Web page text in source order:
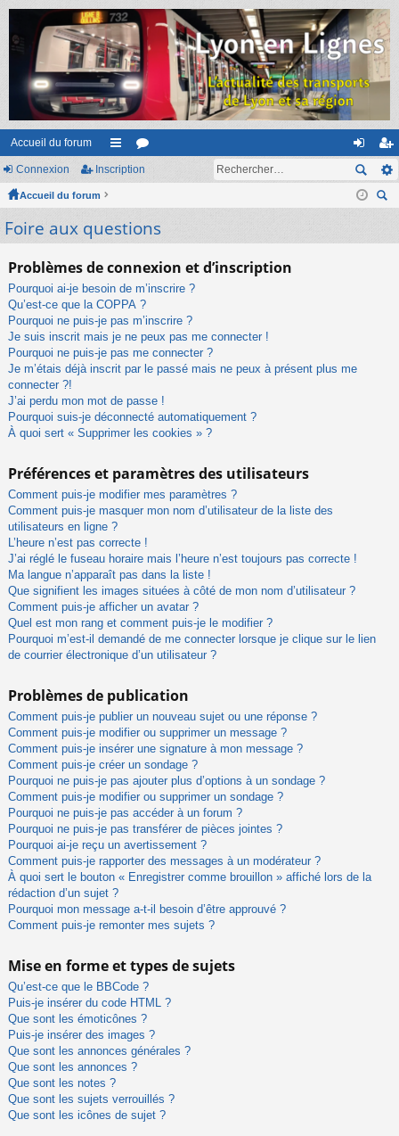
Accueil du forum
ac
ur
s
or
m
on
ne
ns
cri
Connexion Inscription
Accueil du forum
Foire aux questions
Problèmes de connexion et d’inscription
Pourquoi ai-je besoin de m’inscrire ?
Qu’est-ce que la COPPA ?
Pourquoi ne puis-je pas m’inscrire ?
Je suis inscrit mais je ne peux pas me connecter !
Pourquoi ne puis-je pas me connecter ?
Je m’étais déjà inscrit par le passé mais ne peux à présent plus me
connecter ?!
J’ai perdu mon mot de passe !
Pourquoi suis-je déconnecté automatiquement ?
À quoi sert « Supprimer les cookies » ?
Préférences et paramètres des utilisateurs
Comment puis-je modifier mes paramètres ?
Comment puis-je masquer mon nom d’utilisateur de la liste des
utilisateurs en ligne ?
L’heure n’est pas correcte !
J’ai réglé le fuseau horaire mais l’heure n’est toujours pas correcte !
Ma langue n’apparaît pas dans la liste !
Que signifient les images situées à côté de mon nom d’utilisateur ?
Comment puis-je afficher un avatar ?
Quel est mon rang et comment puis-je le modifier ?
Pourquoi m’est-il demandé de me connecter lorsque je clique sur le lien
de courrier électronique d’un utilisateur ?
Problèmes de publication
Comment puis-je publier un nouveau sujet ou une réponse ?
Comment puis-je modifier ou supprimer un message ?
Comment puis-je insérer une signature à mon message ?
Comment puis-je créer un sondage ?
Pourquoi ne puis-je pas ajouter plus d’options à un sondage ?
Comment puis-je modifier ou supprimer un sondage ?
Pourquoi ne puis-je pas accéder à un forum ?
Pourquoi ne puis-je pas transférer de pièces jointes ?
Pourquoi ai-je reçu un avertissement ?
Comment puis-je rapporter des messages à un modérateur ?
À quoi sert le bouton « Enregistrer comme brouillon » affiché lors de la
rédaction d’un sujet ?
Pourquoi mon message a-t-il besoin d’être approuvé ?
Comment puis-je remonter mes sujets ?
Mise en forme et types de sujets
Qu’est-ce que le BBCode ?
Puis-je insérer du code HTML ?
Que sont les émoticônes ?
Puis-je insérer des images ?
Que sont les annonces générales ?
Que sont les annonces ?
Que sont les notes ?
Que sont les sujets verrouillés ?
Que sont les icônes de sujet ?